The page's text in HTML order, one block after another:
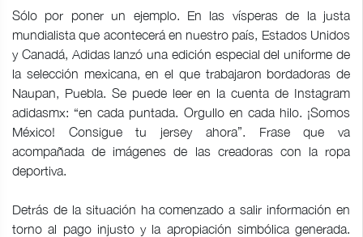
Sólo por poner un ejemplo. En las vísperas de la justa
mundialista que acontecerá en nuestro país, Estados Unidos
y Canadá, Adidas lanzó una edición especial del uniforme de
la selección mexicana, en el que trabajaron bordadoras de
Naupan, Puebla. Se puede leer en la cuenta de Instagram
adidasmx: “en cada puntada. Orgullo en cada hilo. ¡Somos
México! Consigue tu jersey ahora”. Frase que va
acompañada de imágenes de las creadoras con la ropa
deportiva.
Detrás de la situación ha comenzado a salir información en
torno al pago injusto y la apropiación simbólica generada.